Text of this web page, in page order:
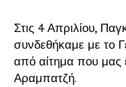
Στις 4 Απριλίου,
συνδεθήκαμε με το
από αίτημα που μας
Αραμπατζή.